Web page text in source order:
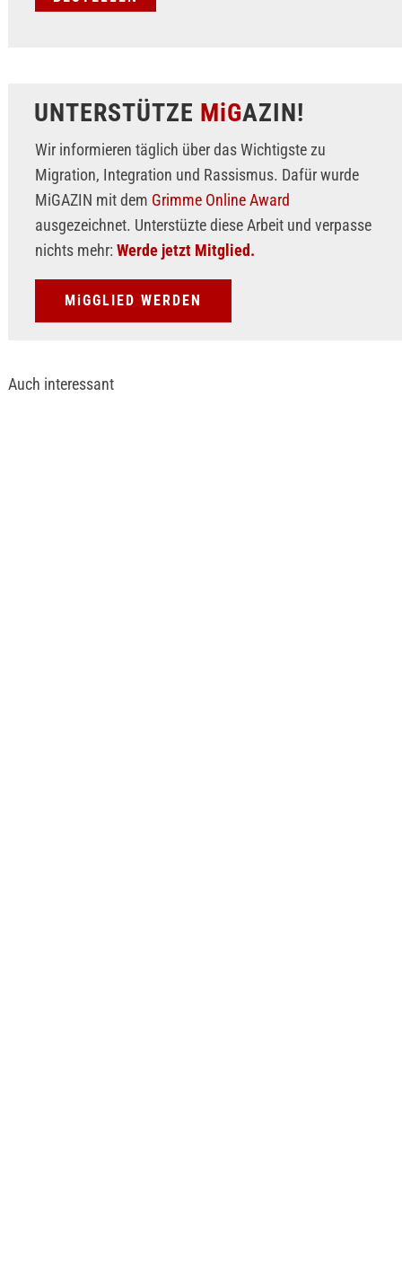
UNTERSTÜTZE MiGAZIN!
Wir informieren täglich über das Wichtigste zu
Migration, Integration und Rassismus. Dafür wurde
MiGAZIN mit dem Grimme Online Award
ausgezeichnet. Unterstüzte diese Arbeit und verpasse
nichts mehr: Werde jetzt Mitglied.
MiGGLIED WERDEN
Auch interessant